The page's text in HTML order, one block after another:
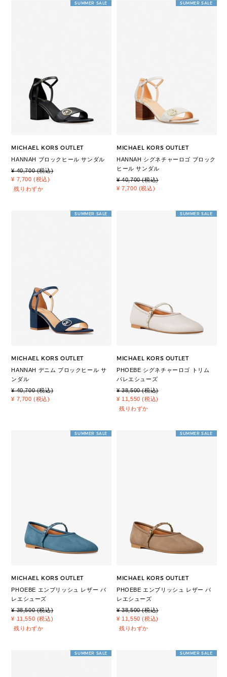
SUMMER SALE
MICHAEL KORS OUTLET
HANNAH ブロックヒール サンダル
¥ 40,700 (税込)
¥ 7,700 (税込)
残りわずか
SUMMER SALE
MICHAEL KORS OUTLET
HANNAH シグネチャーロゴ ブロック
ヒール サンダル
¥ 40,700 (税込)
¥ 7,700 (税込)
SUMMER SALE
MICHAEL KORS OUTLET
HANNAH デニム ブロックヒール サ
ンダル
¥ 40,700 (税込)
¥ 7,700 (税込)
SUMMER SALE
MICHAEL KORS OUTLET
PHOEBE シグネチャーロゴ トリム
バレエシューズ
¥ 38,500 (税込)
¥ 11,550 (税込)
残りわずか
SUMMER SALE
MICHAEL KORS OUTLET
PHOEBE エンブリッシュ レザー バ
レエシューズ
¥ 38,500 (税込)
¥ 11,550 (税込)
残りわずか
SUMMER SALE
MICHAEL KORS OUTLET
PHOEBE エンブリッシュ レザー バ
レエシューズ
¥ 38,500 (税込)
¥ 11,550 (税込)
残りわずか
SUMMER SALE SUMMER SALE